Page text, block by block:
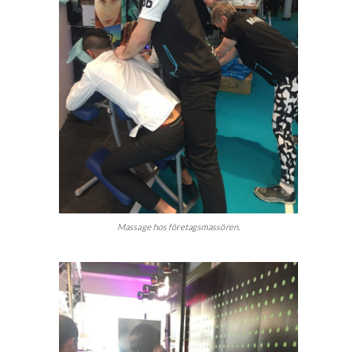
Massage hos företagsmassören.